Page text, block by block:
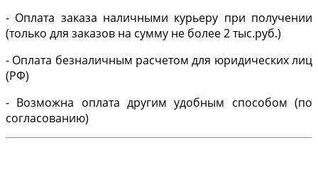
- Оплата заказа наличными курьеру при получении
(только для заказов на сумму не более 2 тыс.руб.)
- Оплата безналичным расчетом для юридических лиц
(РФ)
- Возможна оплата другим удобным способом (по
согласованию)